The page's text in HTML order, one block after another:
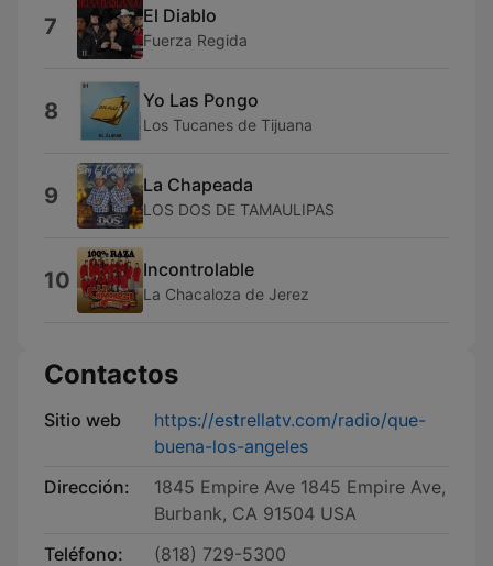
7 El Diablo
Fuerza Regida
8 Yo Las Pongo
Los Tucanes de Tijuana
9 La Chapeada
LOS DOS DE TAMAULIPAS
10 Incontrolable
La Chacaloza de Jerez
Contactos
Sitio web
https://estrellatv.com/radio/que-
buena-los-angeles
Dirección:
1845 Empire Ave 1845 Empire Ave,
Burbank, CA 91504 USA
Teléfono:
(818) 729-5300